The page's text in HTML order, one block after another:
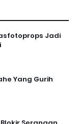
Jadi
Yang Gurih